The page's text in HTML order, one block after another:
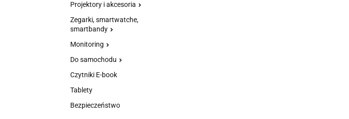
Projektory i akcesoria
Zegarki, smartwatche,
smartbandy
Monitoring
Do samochodu
Czytniki E-book
Tablety
Bezpieczeństwo